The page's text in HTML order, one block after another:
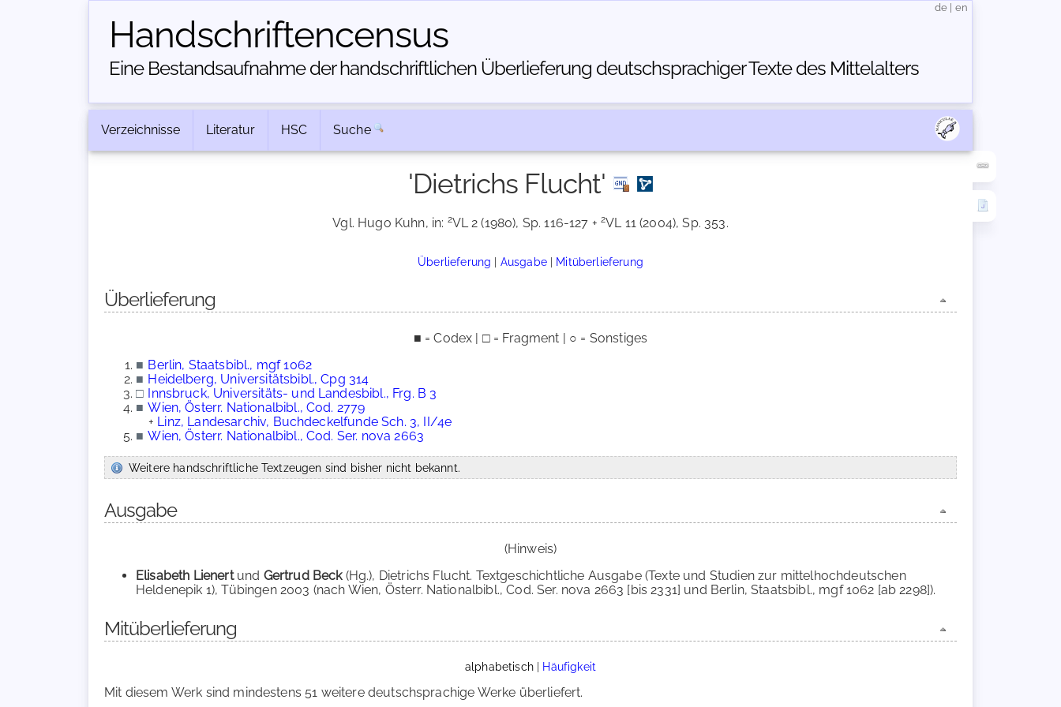
Handschriften­census
Eine Bestandsaufnahme der handschriftlichen Über­lieferung deutschsprachiger Texte des Mittelalters
de en
Verzeichnisse Literatur HSC Suche
'Dietrichs Flucht'
Vgl. Hugo Kuhn, in: 2VL 2 (1980), Sp. 116-127 + 2VL 11 (2004), Sp. 353.
Überlieferung | Ausgabe| Mitüberlieferung
Überlieferung
■ = Codex | □ = Fragment | ○ = Sonstiges
■ Berlin, Staatsbibl., mgf 1062
■ Heidelberg, Universitätsbibl., Cpg 314
□ Innsbruck, Universitäts- und Landesbibl., Frg. B 3
■ Wien, Österr. Nationalbibl., Cod. 2779
+ Linz, Landesarchiv, Buchdeckelfunde Sch. 3, II/4e
■ Wien, Österr. Nationalbibl., Cod. Ser. nova 2663
Weitere handschriftliche Textzeugen sind bisher nicht bekannt.
Ausgabe
(Hinweis)
Elisabeth Lienertund Gertrud Beck (Hg.), Dietrichs Flucht. Textgeschichtliche Ausgabe (Texte und Studien zur mittelhochdeutschen
Heldenepik 1), Tübingen 2003 (nach Wien, Österr. Nationalbibl., Cod. Ser. nova 2663 [bis 2331] und Berlin, Staatsbibl., mgf 1062 [ab 2298]).
Mitüberlieferung
alphabetisch| Häufigkeit
Mit diesem Werk sind mindestens 51 weitere deutschsprachige Werke überliefert.